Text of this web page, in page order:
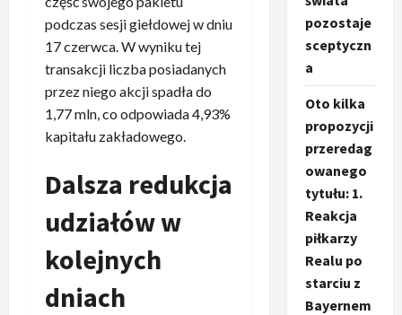
podczas sesji giełdowej w dniu
17 czerwca. W wyniku tej
transakcji liczba posiadanych
przez niego akcji spadła do
1,77 mln, co odpowiada 4,93%
kapitału zakładowego.
Dalsza redukcja
udziałów w
kolejnych
dniach
pozostaje
sceptyczn
a
Oto kilka
propozycji
przeredag
owanego
tytułu: 1.
Reakcja
piłkarzy
Realu po
starciu z
Bayernem